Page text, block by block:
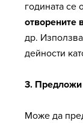
годината се
отворените
др.
дейности
3. Предложи
Може да